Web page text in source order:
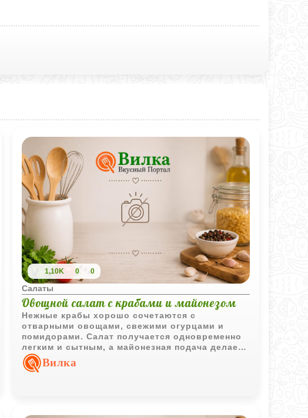
1,10K 0 0
Салаты
Овощной салат с крабами и майонезом
Нежные крабы хорошо сочетаются с
отварными овощами, свежими огурцами и
помидорами. Салат получается одновременно
легким и сытным, а майонезная подача делает
его особенно праздничным на вид.
Вилка